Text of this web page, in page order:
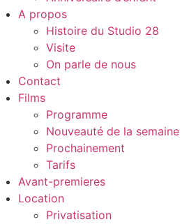
A propos
Histoire du Studio 28
Visite
On parle de nous
Contact
Films
Programme
Nouveauté de la semaine
Prochainement
Tarifs
Avant-premieres
Location
Privatisation